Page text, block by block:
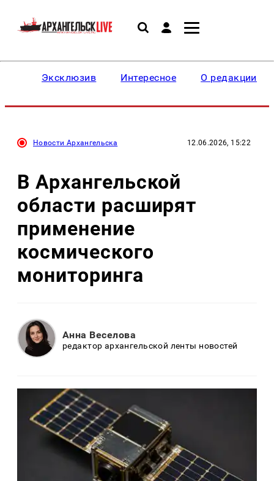
Эксклюзив Интересное О редакции
Новости Архангельска 12.06.2026, 15:22
В Архангельской
области расширят
применение
космического
мониторинга
Анна Веселова
редактор архангельской ленты новостей